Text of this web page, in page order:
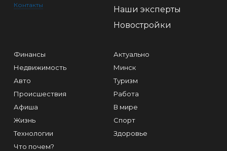
Контакты
Наши эксперты
Новостройки
Финансы
Недвижимость
Авто
Происшествия
Афиша
Жизнь
Технологии
Что почем?
Актуально
Минск
Туризм
Работа
В мире
Спорт
Здоровье